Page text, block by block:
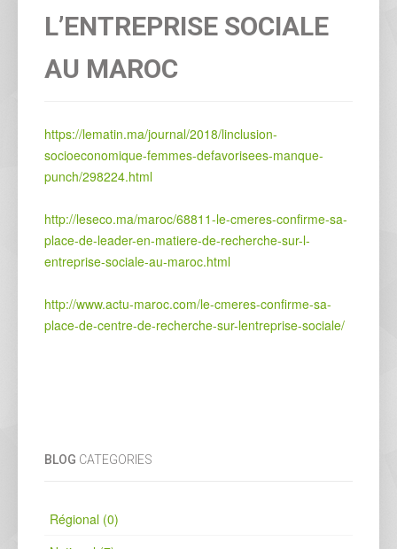
L’ENTREPRISE SOCIALE
AU MAROC
https://lematin.ma/journal/2018/linclusion-
socioeconomique-femmes-defavorisees-manque-
punch/298224.html
http://leseco.ma/maroc/68811-le-cmeres-confirme-sa-
place-de-leader-en-matiere-de-recherche-sur-l-
entreprise-sociale-au-maroc.html
http://www.actu-maroc.com/le-cmeres-confirme-sa-
place-de-centre-de-recherche-sur-lentreprise-sociale/
BLOG CATEGORIES
Régional (0)